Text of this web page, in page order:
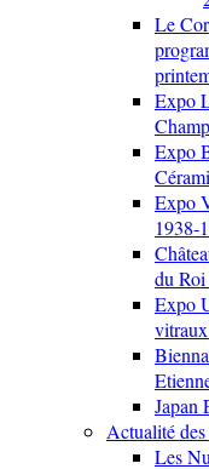
Le
Expo
Expo
Expo
1938-
du
Expo
Japan
Actualité
Les